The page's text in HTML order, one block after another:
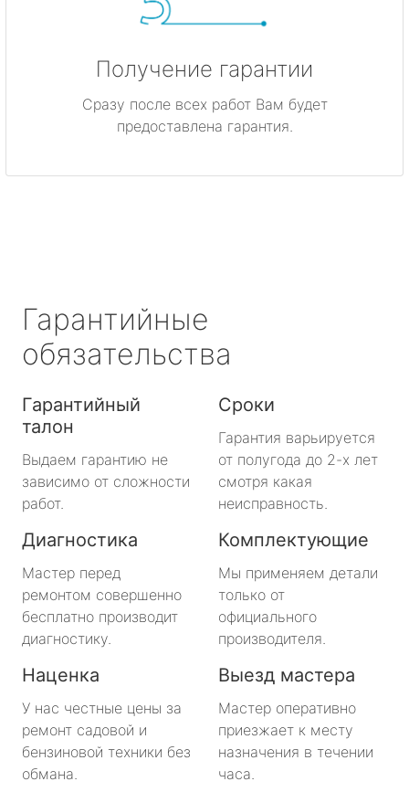
Получение гарантии
Сразу после всех работ Вам будет
предоставлена гарантия.
Гарантийные
обязательства
Гарантийный
талон
Выдаем гарантию не
зависимо от сложности
работ.
Сроки
Гарантия варьируется
от полугода до 2-х лет
смотря какая
неисправность.
Диагностика
Мастер перед
ремонтом совершенно
бесплатно производит
диагностику.
Комплектующие
Мы применяем детали
только от
официального
производителя.
Наценка
У нас честные цены за
ремонт садовой и
бензиновой техники без
обмана.
Выезд мастера
Мастер оперативно
приезжает к месту
назначения в течении
часа.